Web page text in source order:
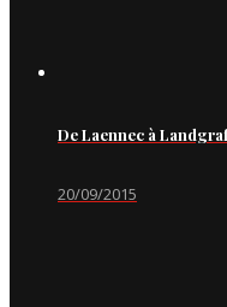
De Laennec à
20/09/2015